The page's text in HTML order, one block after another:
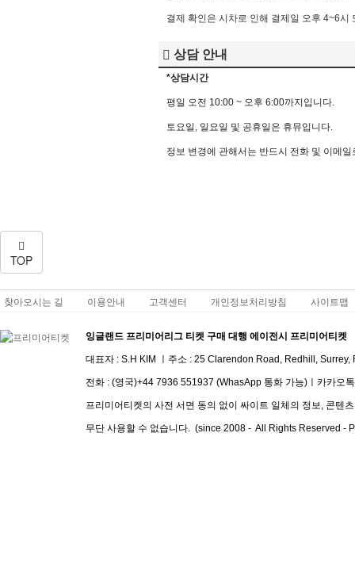
결제 확인은 시차로 인해 결제일 오후 4~6
상담 안내
*상담시간
평일 오전 10:00 ~ 오후 6:00까지입니다.
토요일 , 일요일 및 공휴일은 휴뮤입니다.
정보 변경에 관해서는 반드시 전화 및 이메일
TOP
찾아오시는 길 이용안내 고객센터 개인정보처리방침 사이트맵
잉글랜드 프리미어리그 티켓 구매 대행 에이전시 프리미어티켓
대표자 : S.H KIM ㅣ주소 : 25 Clarendon Road, Redhill, Surrey,
전화 : (영국)+44 7936 551937 (WhasApp 통화 가능) 카카오
프리미어티켓의 사전 서면 동의 없이 싸이트 일체의 정보, 콘텐
무단 사용할 수 없습니다. (since 2008 - All Rights Reserved -